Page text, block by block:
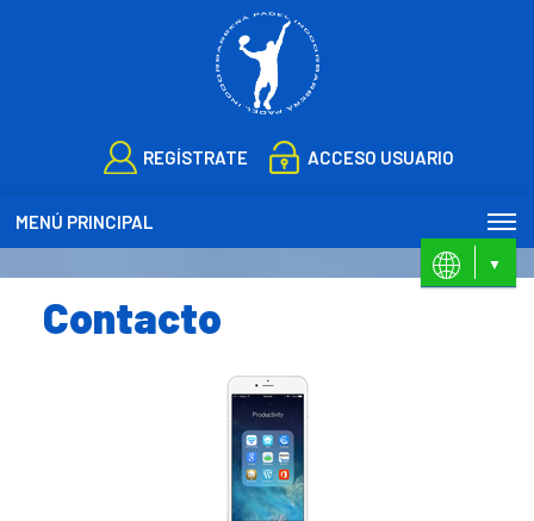
CA
REGÍSTRATE ACCESO USUARIO
MENÚ PRINCIPAL
Contacto